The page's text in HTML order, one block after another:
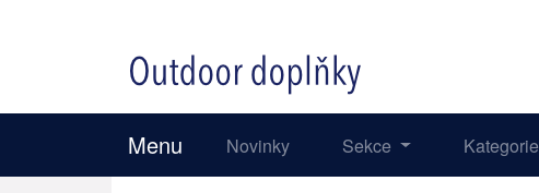
Menu Novinky Sekce Kategorie